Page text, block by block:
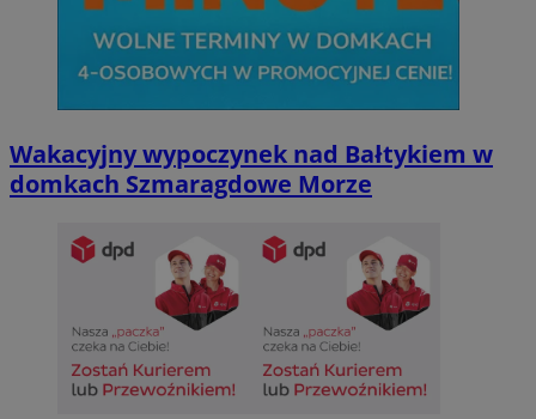
Wakacyjny wypoczynek nad Bałtykiem w
domkach Szmaragdowe Morze